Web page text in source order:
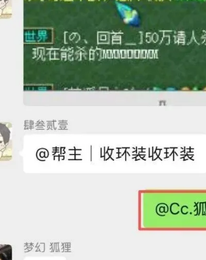
17周年庆典 争霸赛大区火
爆开启